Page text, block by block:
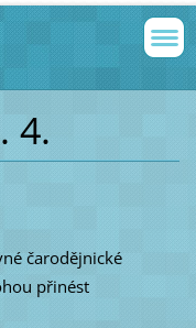
4.
čarodějnické
přinést